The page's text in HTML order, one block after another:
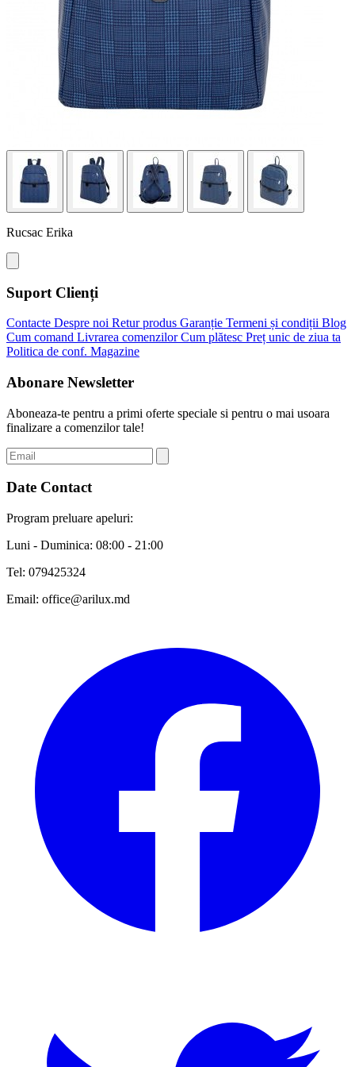
Rucsac Erika
Suport Clienți
Contacte Despre noi Retur produs Garanție Termeni și condiții Blog
Cum comand Livrarea comenzilorCum plătesc Preț unic de ziua ta
Politica de conf. Magazine
Abonare Newsletter
Aboneaza-te pentru a primi oferte speciale si pentru o mai usoara
finalizare a comenzilor tale!
Date Contact
Program preluare apeluri:
Luni - Duminica: 08:00 - 21:00
Tel: 079425324
Email: office@arilux.md